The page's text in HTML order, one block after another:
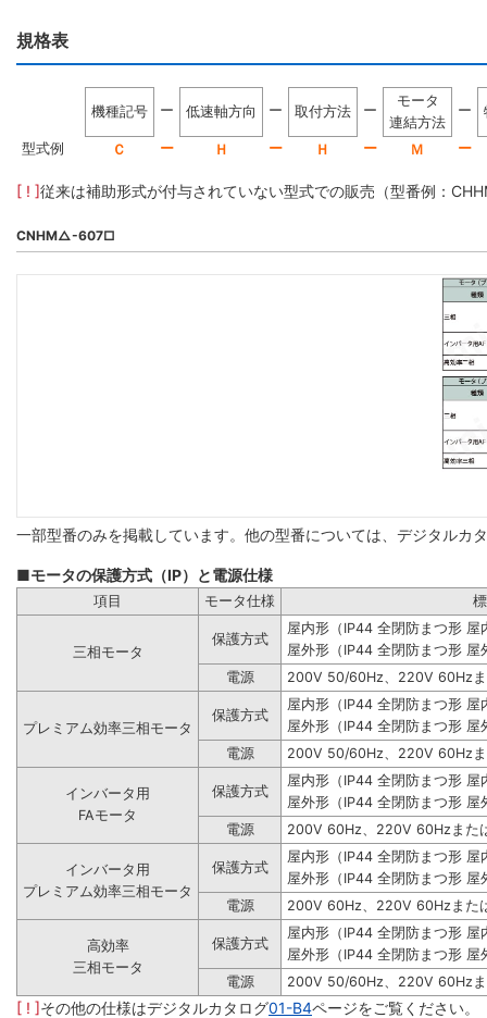
規格表
機種記号 ー 低速軸方向 ー 取付方法 ー
モータ
連結方法
ー
型式例 Ｃ ー Ｈ ー Ｈ ー Ｍ ー
[ ! ]従来は補助形式が付与されていない型式での販売（型番例：
CNHM△-607□
一部型番のみを掲載しています。他の型番については、デジタルカ
■モータの保護方式（IP）と電源仕様
項目 モータ仕様
三相モータ
保護方式
屋内形（IP44 全閉防まつ形 屋
屋外形（IP44 全閉防まつ形 屋
電源
200V 50/60Hz、220V 60Hz
プレミアム効率三相モータ
保護方式
屋内形（IP44 全閉防まつ形 屋
屋外形（IP44 全閉防まつ形 屋
電源
200V 50/60Hz、220V 60Hz
インバータ用
FAモータ
保護方式
屋内形（IP44 全閉防まつ形 屋
屋外形（IP44 全閉防まつ形 屋
電源
200V 60Hz、220V 60Hzまた
インバータ用
プレミアム効率三相モータ
保護方式
屋内形（IP44 全閉防まつ形 屋
屋外形（IP44 全閉防まつ形 屋
電源
200V 60Hz、220V 60Hzまた
高効率
三相モータ
保護方式
屋内形（IP44 全閉防まつ形 屋
屋外形（IP44 全閉防まつ形 屋
電源
200V 50/60Hz、220V 60Hz
[ ! ]その他の仕様はデジタルカタログ01-B4ページをご覧ください。